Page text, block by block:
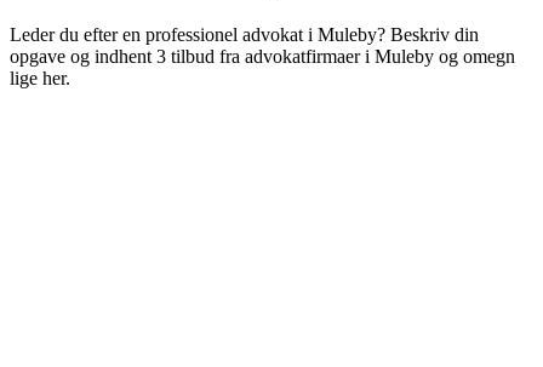
Leder du efter en professionel advokat i Muleby? Beskriv din
opgave og indhent 3 tilbud fra advokatfirmaer i Muleby og omegn
lige her.